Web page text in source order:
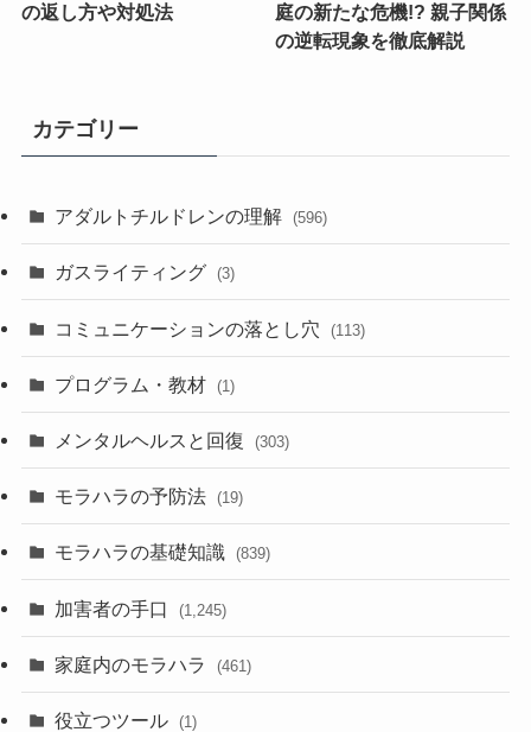
の返し方や対処法
庭の新たな危機!? 親子関係
の逆転現象を徹底解説
カテゴリー
アダルトチルドレンの理解 (596)
ガスライティング (3)
コミュニケーションの落とし穴 (113)
プログラム・教材 (1)
メンタルヘルスと回復 (303)
モラハラの予防法 (19)
モラハラの基礎知識 (839)
加害者の手口 (1,245)
家庭内のモラハラ (461)
役立つツール (1)